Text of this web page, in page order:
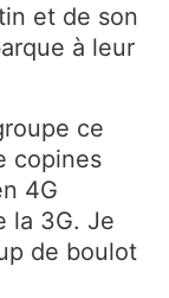
et de son
à leur
ce
copines
4G
la 3G. Je
de boulot